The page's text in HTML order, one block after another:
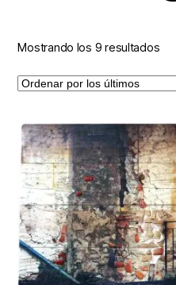
Mostrando los 9 resultados